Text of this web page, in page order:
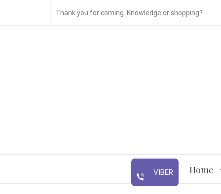
Thank you for coming. Knowledge or shopping?
VIBER Home